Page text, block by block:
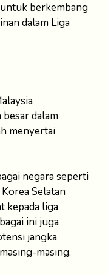
berkembang
dalam Liga
dalam
menyertai
negara seperti
Selatan
kepada liga
ini juga
jangka
masing.